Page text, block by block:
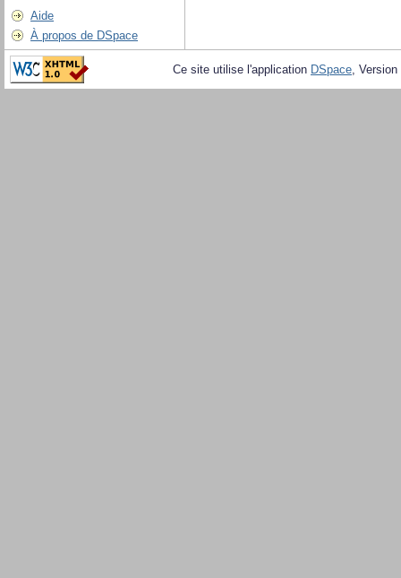
Aide
À propos de DSpace
Ce site utilise l'application DSpace,